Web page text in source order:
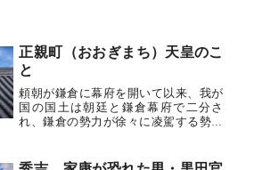
正親町（おおぎまち）天皇のこ
と
頼朝が鎌倉に幕府を開いて以来、我が
国の国土は朝廷と鎌倉幕府で二分さ
れ、鎌倉の勢力が徐々に凌駕する勢い
国の武士はこぞって京へ参集するもの